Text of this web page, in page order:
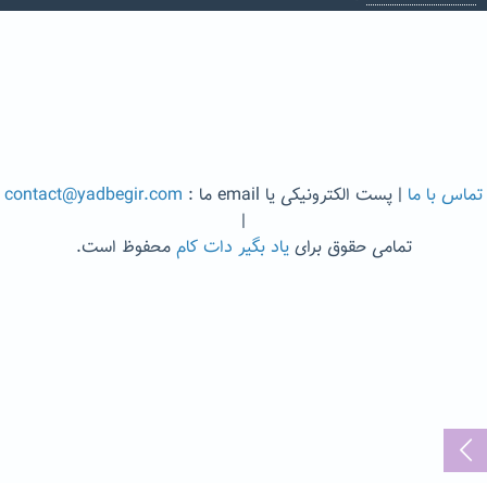
تماس با ما | پست الکترونیکی یا email ما :
contact@yadbegir.com
|
تمامی حقوق براییاد بگیر دات کام محفوظ است.